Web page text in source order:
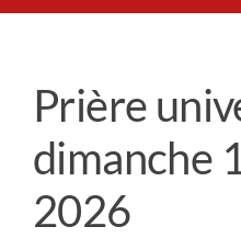
Prière universelle
Prière
dimanche
2026